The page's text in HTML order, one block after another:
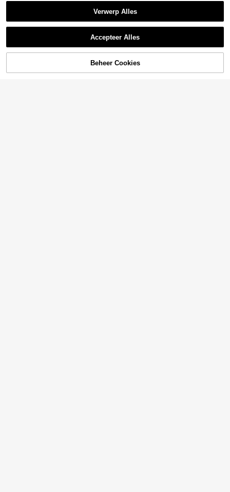
TOEVOEGEN AAN WINKELWAGEN
Verwerp Alles
Accepteer Alles
Beheer Cookies